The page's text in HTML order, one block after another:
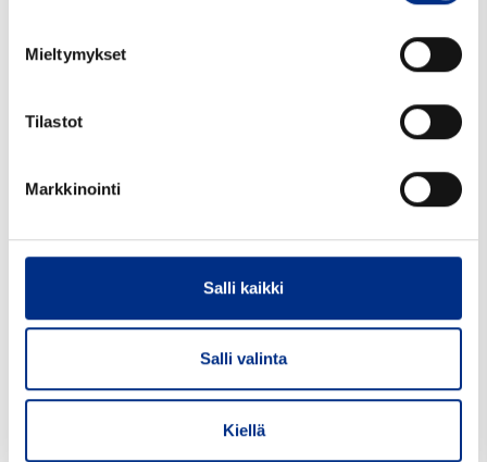
Mieltymykset
Tilastot
Markkinointi
Salli kaikki
Salli valinta
Kiellä
musta 20410 120 mm, 0,19 ml
Väri: musta
Tutustu tarkemmin